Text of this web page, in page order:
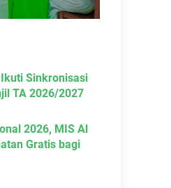
Sinkronisasi
TA 2026/2027
2026, MIS Al
Gratis bagi